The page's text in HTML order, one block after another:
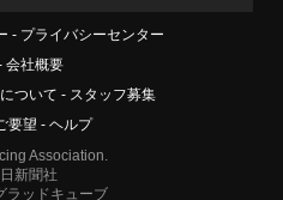
プライバシーセンター
会社概要
ついて
スタッフ募集
要望
ヘルプ
Association.
新聞社
ラッドキューブ